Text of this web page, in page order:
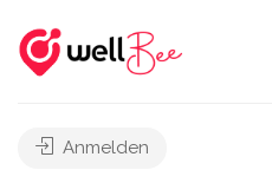
Anmelden